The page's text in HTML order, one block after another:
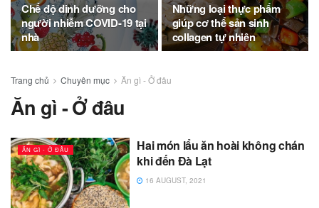
Chế độ dinh dưỡng cho
người nhiễm COVID-19 tại
nhà
Những loại thực phẩm
giúp cơ thể sản sinh
collagen tự nhiên
Trang chủ Chuyên mục Ăn gì - Ở đâu
Ăn gì - Ở đâu
ĂN GÌ - Ở ĐÂU
Hai món lẩu ăn hoài không chán
khi đến Đà Lạt
16 AUGUST, 2021